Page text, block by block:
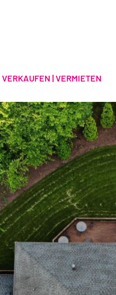
VERKAUFEN | VERMIETEN